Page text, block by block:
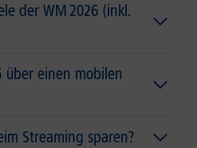
der WM 2026 (inkl.
über einen mobilen
Streaming sparen?